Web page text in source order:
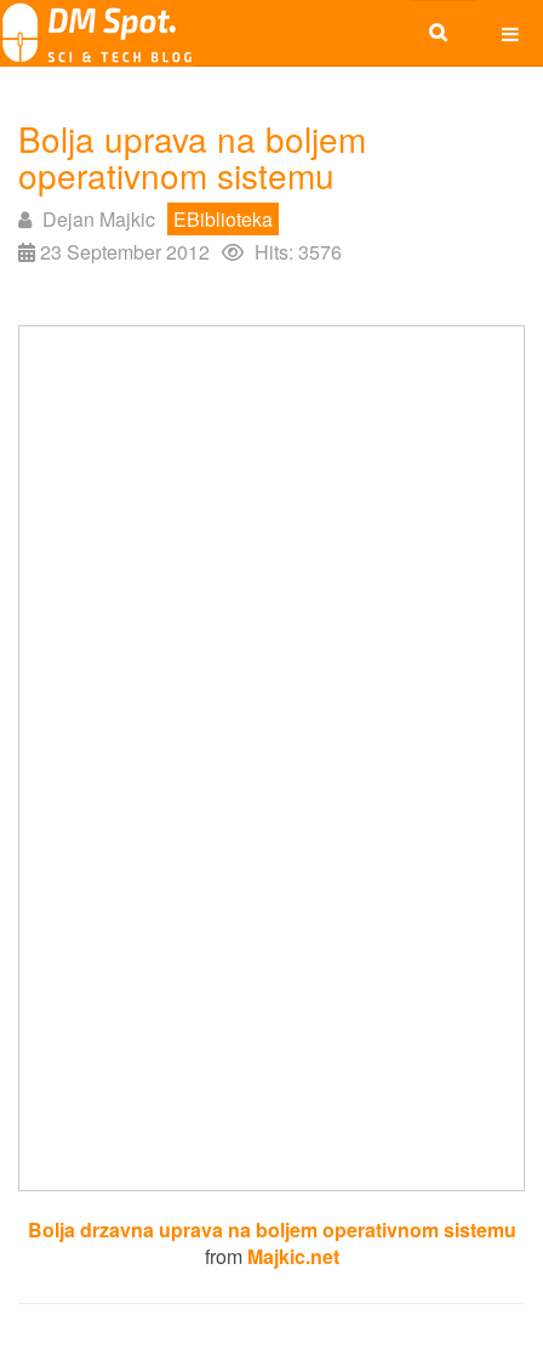
Bolja uprava na boljem
operativnom sistemu
Dejan Majkic
EBiblioteka
23 September 2012
Hits: 3576
Bolja drzavna uprava na boljem operativnom sistemu
from Majkic.net